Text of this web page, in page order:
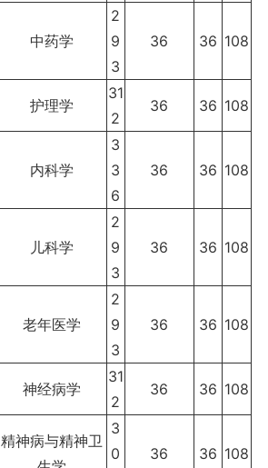
中药学
2
9
3
36 36 108
护理学
31
2
36 36 108
内科学
3
3
6
36 36 108
儿科学
2
9
3
36 36 108
老年医学
2
9
3
36 36 108
神经病学
31
2
36 36 108
精神病与精神卫
3
0
36 36 108